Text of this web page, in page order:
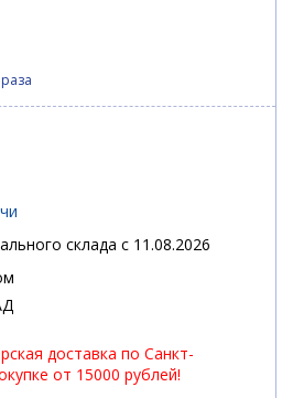
склада с 11.08.2026
доставка по Санкт-
от 15000 рублей!